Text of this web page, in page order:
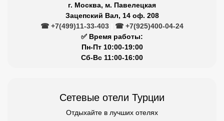
г. Москва, м. Павелецкая
Зацепский Вал, 14 оф. 208
☎ +7(499)11-33-403
☎ +7(925)400-04-24
✅ Время работы:
Пн-Пт 10:00-19:00
Сб-Вс 11:00-16:00
Сетевые отели Турции
Отдыхайте в лучших отелях